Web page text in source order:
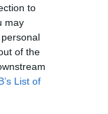
to
may
of the
List of